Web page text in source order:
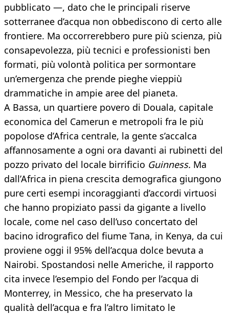
pubblicato —, dato che le principali riserve
sotterranee d’acqua non obbediscono di certo alle
frontiere. Ma occorrerebbero pure più scienza, più
consapevolezza, più tecnici e professionisti ben
formati, più volontà politica per sormontare
un’emergenza che prende pieghe vieppiù
drammatiche in ampie aree del pianeta.
A Bassa, un quartiere povero di Douala, capitale
economica del Camerun e metropoli fra le più
popolose d’Africa centrale, la gente s’accalca
affannosamente a ogni ora davanti ai rubinetti del
pozzo privato del locale birrificio Guinness. Ma
dall’Africa in piena crescita demografica giungono
pure certi esempi incoraggianti d’accordi virtuosi
che hanno propiziato passi da gigante a livello
locale, come nel caso dell’uso concertato del
bacino idrografico del fiume Tana, in Kenya, da cui
proviene oggi il 95% dell’acqua dolce bevuta a
Nairobi. Spostandosi nelle Americhe, il rapporto
cita invece l’esempio del Fondo per l’acqua di
Monterrey, in Messico, che ha preservato la
qualità dell’acqua e fra l’altro limitato le